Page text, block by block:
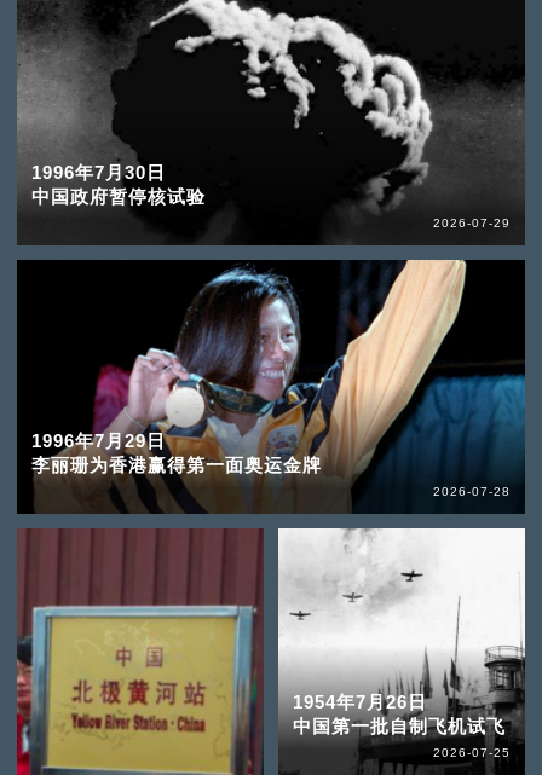
1996年7月30日
中国政府暂停核试验
2026-07-29
1996年7月29日
李丽珊为香港赢得第一面奥运金牌
2026-07-28
1954年7月26日
中国第一批自制飞机试飞
2026-07-25